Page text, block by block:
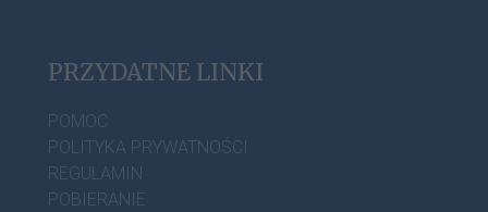
PRZYDATNE LINKI
POMOC
POLITYKA PRYWATNOŚCI
REGULAMIN
POBIERANIE